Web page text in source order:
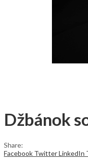
Džbánok
Share:
Facebook TwitterLinkedIn